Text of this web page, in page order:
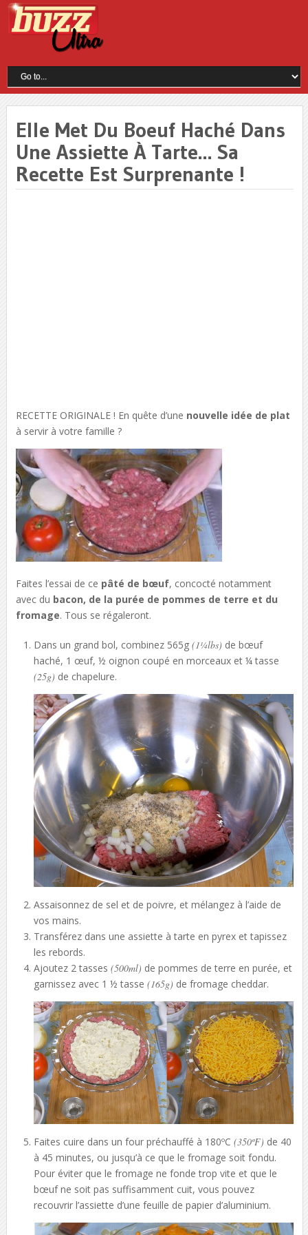
Elle Met Du Boeuf Haché Dans
Une Assiette À Tarte… Sa
Recette Est Surprenante !
RECETTE ORIGINALE ! En quête d’une nouvelle idée de plat
à servir à votre famille ?
Faites l’essai de ce pâté de bœuf, concocté notamment
avec du bacon, de la purée de pommes de terre et du
fromage. Tous se régaleront.
Dans un grand bol, combinez 565g (1¼lbs) de bœuf
haché, 1 œuf, ½ oignon coupé en morceaux et ¼ tasse
(25g) de chapelure.
Assaisonnez de sel et de poivre, et mélangez à l’aide de
vos mains.
Transférez dans une assiette à tarte en pyrex et tapissez
les rebords.
Ajoutez 2 tasses(500ml) de pommes de terre en purée, et
garnissez avec 1 ½ tasse(165g) de fromage cheddar.
Faites cuire dans un four préchauffé à 180ºC(350ºF) de 40
à 45 minutes, ou jusqu’à ce que le fromage soit fondu.
Pour éviter que le fromage ne fonde trop vite et que le
bœuf ne soit pas suffisamment cuit, vous pouvez
recouvrir l’assiette d’une feuille de papier d’aluminium.